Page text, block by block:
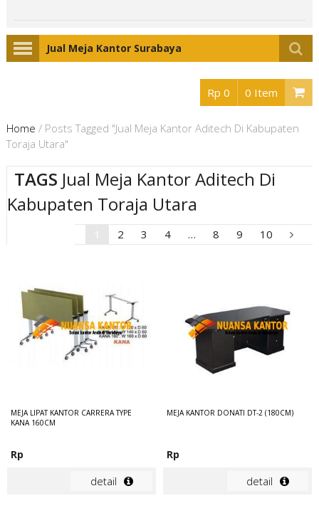
Jual Meja Kantor Surabaya
Rp 0 0 Item
Home / Posts Tagged "Jual Meja Kantor Aditech Di Kabupaten
Toraja Utara"
TAGS Jual Meja Kantor Aditech Di
Kabupaten Toraja Utara
2 3 4 … 8 9 10
MEJA LIPAT KANTOR CARRERA TYPE
KANA 160CM
Rp
detail
MEJA KANTOR DONATI DT-2 (180CM)
Rp
detail